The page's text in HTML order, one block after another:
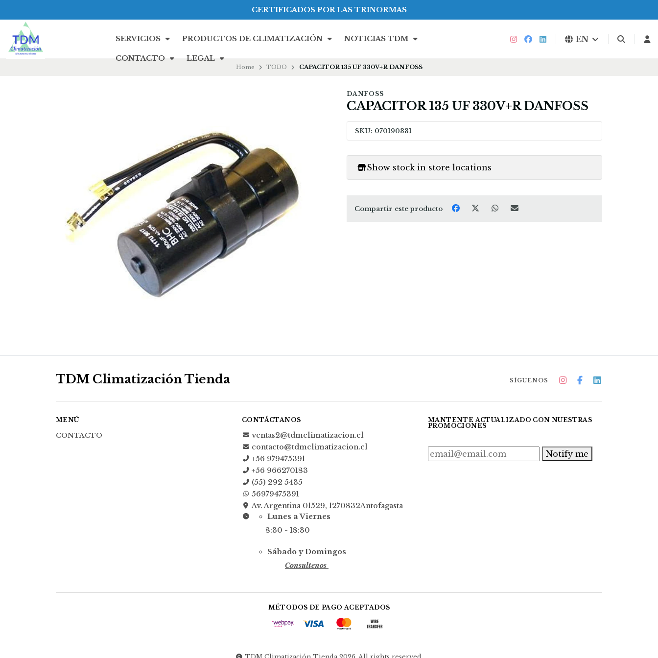
SERVICIOS PRODUCTOS DE CLIMATIZACIÓN NOTICIAS TDM
CONTACTO LEGAL
EN
CERTIFICADOS POR LAS TRINORMAS
Home TODO CAPACITOR 135 UF 330V+R DANFOSS
DANFOSS
CAPACITOR 135 UF 330V+R DANFOSS
SKU: 070190331
Show stock in store locations
Compartir este producto
TDM Climatización Tienda SÍGUENOS
MENÚ
CONTACTO
CONTÁCTANOS
ventas2@tdmclimatizacion.cl
contacto@tdmclimatizacion.cl
+56 979475391
+56 966270183
(55) 292 5435
56979475391
Av. Argentina 01529, 1270832Antofagasta
Lunes a Viernes
8:30 - 18:30
Sábado y Domingos
Consultenos
MANTENTE ACTUALIZADO CON NUESTRAS
PROMOCIONES
Notify me
MÉTODOS DE PAGO ACEPTADOS